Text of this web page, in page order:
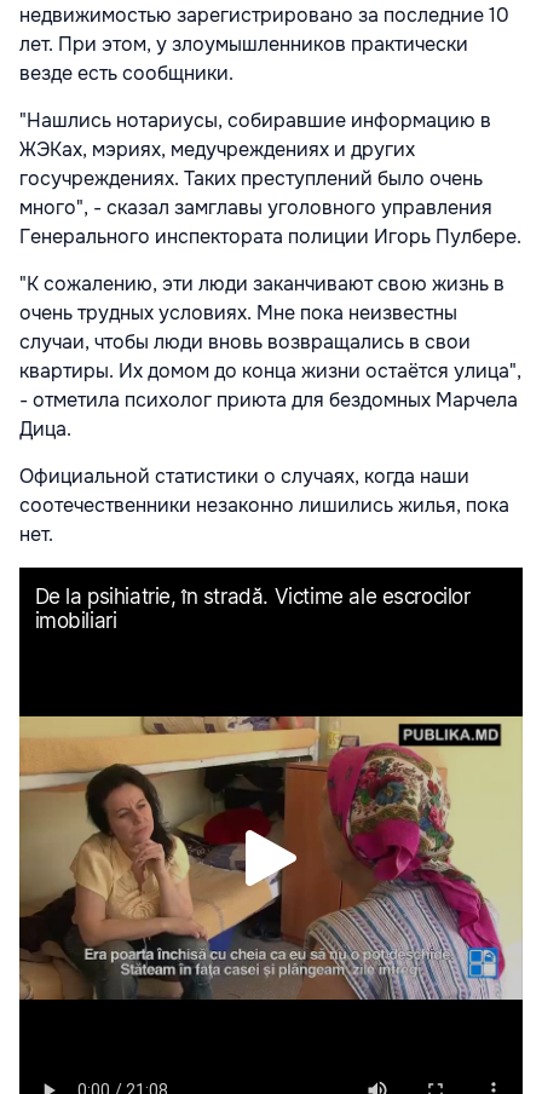
недвижимостью зарегистрировано за последние 10
лет. При этом, у злоумышленников практически
везде есть сообщники.
"Нашлись нотариусы, собиравшие информацию в
ЖЭКах, мэриях, медучреждениях и других
госучреждениях. Таких преступлений было очень
много", - сказал замглавы уголовного управления
Генерального инспектората полиции Игорь Пулбере.
"К сожалению, эти люди заканчивают свою жизнь в
очень трудных условиях. Мне пока неизвестны
случаи, чтобы люди вновь возвращались в свои
квартиры. Их домом до конца жизни остаётся улица",
- отметила психолог приюта для бездомных Марчела
Дица.
Официальной статистики о случаях, когда наши
соотечественники незаконно лишились жилья, пока
нет.